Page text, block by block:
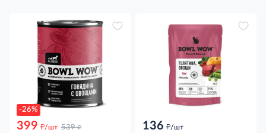
-26%
399 д/шт 539 д 136 д/шт